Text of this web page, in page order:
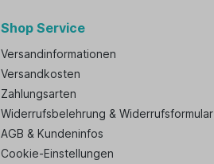
Shop Service
Versandinformationen
Versandkosten
Zahlungsarten
Widerrufsbelehrung & Widerrufsformular
AGB & Kundeninfos
Cookie-Einstellungen